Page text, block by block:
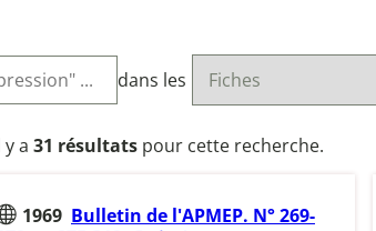
dans les
y a 31 résultatspour cette recherche.
1969 Bulletin de l'APMEP. N° 269-